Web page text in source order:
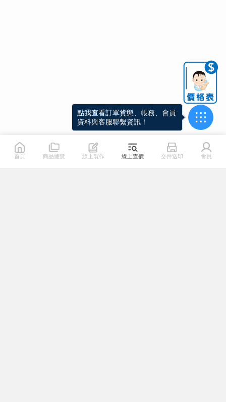
點我查看訂單貨態、帳務、會員
資料與客服聯繫資訊！
首頁 商品總覽 線上製作 線上查價 交件送印 會員